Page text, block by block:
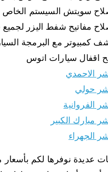
مفاتيح سيارة
من خلال شركتنا بنسخ
الاتوس وبرمجة
متخصصين في كافة خدمات
احتجت لبرمجة الريموت
سيارات الاتوس، بحيث
والتزامهم
ويعملون ليل نهار ويصلون